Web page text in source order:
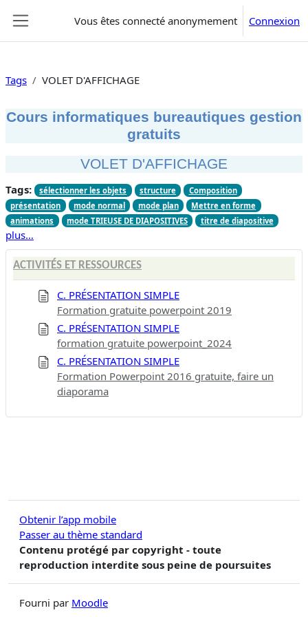
Vous êtes connecté anonymement Connexion
Tags VOLET D'AFFICHAGE
Cours informatiques bureautiques gestion
gratuits
VOLET D'AFFICHAGE
Tags: sélectionner les objets structure
Composition
présentation
mode normal mode plan
Mettre en forme
animations
mode TRIEUSE DE DIAPOSITIVES titre de diapositive
plus…
ACTIVITÉS ET RESSOURCES
C. PRÉSENTATION SIMPLE
Formation gratuite powerpoint 2019
C. PRÉSENTATION SIMPLE
formation gratuite powerpoint_2024
C. PRÉSENTATION SIMPLE
Formation Powerpoint 2016 gratuite, faire un
diaporama
Obtenir l’app mobile
Passer au thème standard
Contenu protégé par copyright - toute
reproduction interdite sous peine de poursuites
Fourni par Moodle